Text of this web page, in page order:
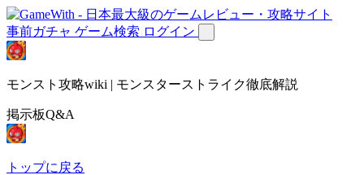
事前ガチャ ゲーム検索 ログイン
モンスト攻略wiki | モンスターストライク徹底解説
掲示板Q&A
トップに戻る